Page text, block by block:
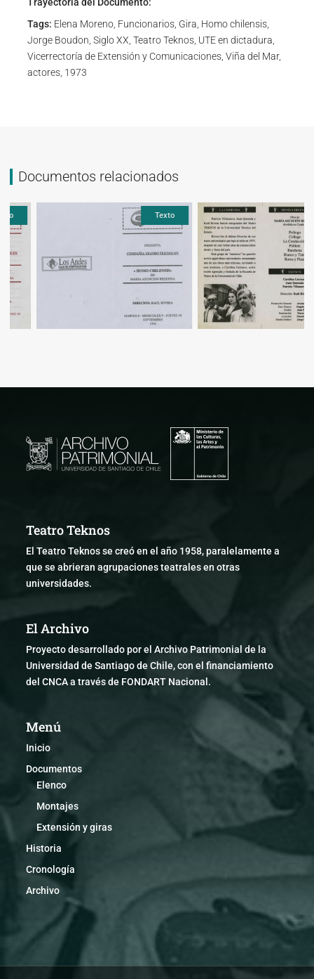
Tags: Elena Moreno, Funcionarios, Gira, Homo chilensis,
Jorge Boudon, Siglo XX, Teatro Teknos, UTE en dictadura,
Vicerrectoría de Extensión y Comunicaciones, Viña del Mar,
actores, 1973
Documentos relacionados
Texto
Teatro Teknos
El Teatro Teknos se creó en el año 1958, paralelamente a
que se abrieran agrupaciones teatrales en otras
universidades.
El Archivo
Proyecto desarrollado por el Archivo Patrimonial de la
Universidad de Santiago de Chile, con el financiamiento
del CNCA a través de FONDART Nacional.
Menú
Inicio
Documentos
Elenco
Montajes
Extensión y giras
Historia
Cronología
Archivo